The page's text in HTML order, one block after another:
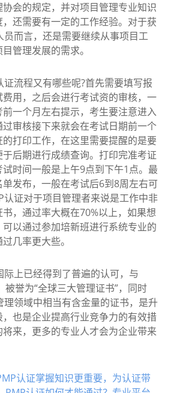
会的规定，并对项目管理专业知识
还需要有一定的工作经验。对于获
员而言，还是需要继续从事项目工
管理发展的需求。
流程又有哪些呢?首先需要填写报
用，之后会进行考试资的审核，一
一个月左右提示，考生要注意进入
审核接下来就会在考试日期前一个
打印工作，在这里需要提醒的是要
后期进行成绩查询。打印完准考证
时间一般是上午9点到下午1点。最
发布，一般在考试后6到8周左右可
认证对于项目管理者来说是工作中非
，通过率大概在70%以上，如果想
以通过参加培新班进行系统专业的
几率更大些。
上已经得到了普遍的认可，与
被誉为“全球三大管理证书”，同时
理领域中相当有含金量的证书，是升
也是企业提高行业竞争力的有效措
来，更多的专业人才会为企业带来
认证掌握知识更重要，为认证带